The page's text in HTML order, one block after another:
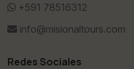
+591 78516312
info@misionaltours.com
Redes Sociales